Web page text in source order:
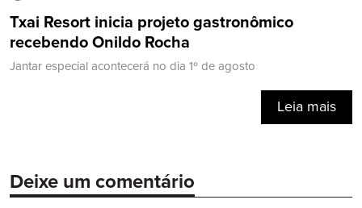
Txai Resort inicia projeto gastronômico
recebendo Onildo Rocha
Jantar especial acontecerá no dia 1º de agosto
Leia mais
Deixe um comentário